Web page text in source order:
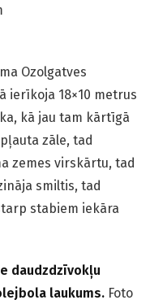
Ozolgatves
ierīkoja 18×10 metrus
kā jau tam kārtīgā
zāle, tad
zemes virskārtu, tad
smiltis, tad
stabiem iekāra
daudzdzīvokļu
laukums. Foto